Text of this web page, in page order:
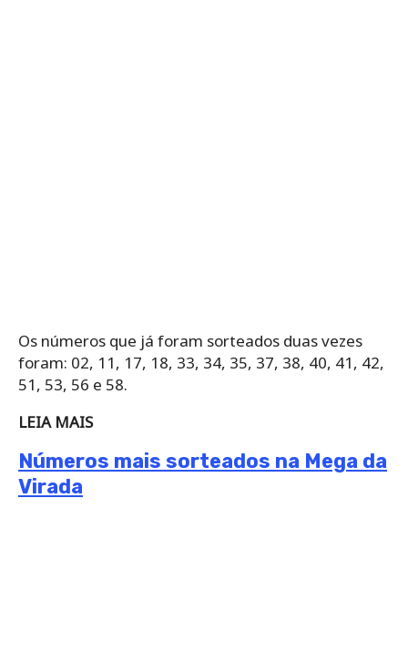
Os números que já foram sorteados duas vezes
foram: 02, 11, 17, 18, 33, 34, 35, 37, 38, 40, 41, 42,
51, 53, 56 e 58.
LEIA MAIS
Números mais sorteados na Mega da
Virada